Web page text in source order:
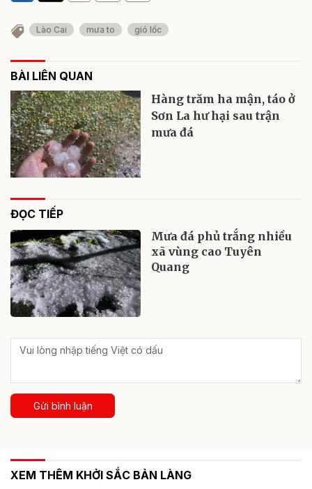
Lào Cai mưa to gió lốc
BÀI LIÊN QUAN
Hàng trăm ha mận, táo ở
Sơn La hư hại sau trận
mưa đá
ĐỌC TIẾP
Mưa đá phủ trắng nhiều
xã vùng cao Tuyên
Quang
Gửi bình luận
XEM THÊM KHỞI SẮC BẢN LÀNG